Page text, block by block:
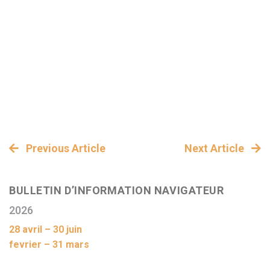
Previous Article Next Article
BULLETIN D’INFORMATION NAVIGATEUR
2026
28 avril – 30 juin
fevrier – 31 mars